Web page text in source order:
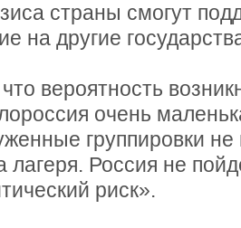
страны смогут
на другие
вероятность
очень
группировки
лагеря. Россия не
риск».